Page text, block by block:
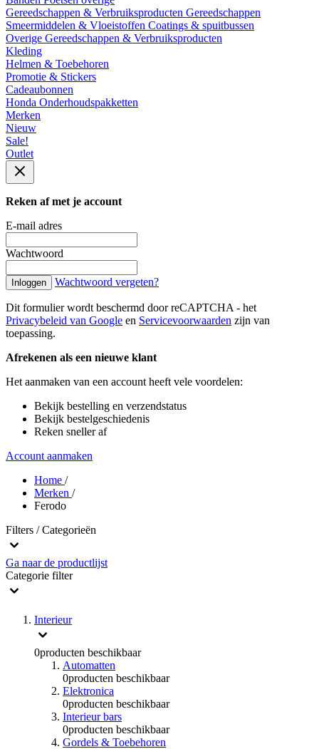
Gereedschappen & Verbruiksproducten Gereedschappen
Smeermiddelen & Vloeistoffen Coatings & spuitbussen
Overige Gereedschappen & Verbruiksproducten
Kleding
Helmen & Toebehoren
Promotie & Stickers
Cadeaubonnen
Honda Onderhoudspakketten
Merken
Nieuw
Sale!
Outlet
Reken af met je account
E-mail adres
Wachtwoord
Inloggen Wachtwoord vergeten?
Dit formulier wordt beschermd door reCAPTCHA - het
Privacybeleid van Google en Servicevoorwaarden zijn van
toepassing.
Afrekenen als een nieuwe klant
Het aanmaken van een account heeft vele voordelen:
Bekijk bestelling en verzendstatus
Bekijk bestelgeschiedenis
Reken sneller af
Account aanmaken
Home /
Merken /
Ferodo
Filters / Categorieën
Ga naar de productlijst
Categorie filter
Interieur
0producten beschikbaar
Automatten
0producten beschikbaar
Elektronica
0producten beschikbaar
Interieur bars
0producten beschikbaar
Gordels & Toebehoren